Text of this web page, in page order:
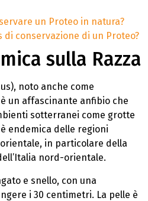
un Proteo in natura?
di conservazione di un Proteo?
sulla Razza
noto anche come
è un affascinante anfibio che
sotterranei come grotte
endemica delle regioni
in particolare della
nord-orientale.
e snello, con una
i 30 centimetri. La pelle è